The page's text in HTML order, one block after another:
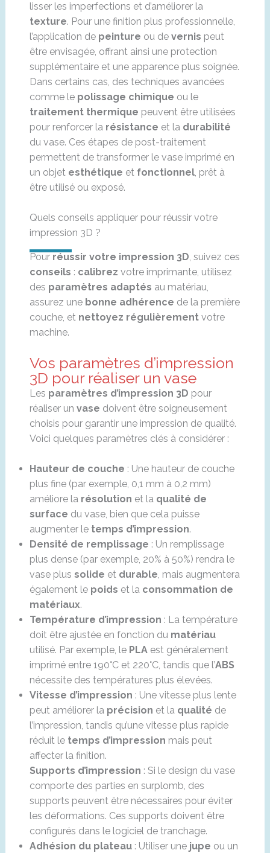
lisser les imperfections et d’améliorer la
texture. Pour une finition plus professionnelle,
l’application de peinture ou de vernis peut
être envisagée, offrant ainsi une protection
supplémentaire et une apparence plus soignée.
Dans certains cas, des techniques avancées
comme le polissage chimique ou le
traitement thermique peuvent être utilisées
pour renforcer la résistance et la durabilité
du vase. Ces étapes de post-traitement
permettent de transformer le vase imprimé en
un objet esthétique et fonctionnel, prêt à
être utilisé ou exposé.
Quels conseils appliquer pour réussir votre
impression 3D ?
Pour réussir votre impression 3D, suivez ces
conseils : calibrez votre imprimante, utilisez
des paramètres adaptés au matériau,
assurez une bonne adhérence de la première
couche, et nettoyez régulièrementvotre
machine.
Vos paramètres d’impression
3D pour réaliser un vase
Les paramètres d’impression 3D pour
réaliser un vase doivent être soigneusement
choisis pour garantir une impression de qualité.
Voici quelques paramètres clés à considérer :
Hauteur de couche : Une hauteur de couche
plus fine (par exemple, 0,1 mm à 0,2 mm)
améliore la résolution et la qualité de
surface du vase, bien que cela puisse
augmenter le temps d’impression.
Densité de remplissage : Un remplissage
plus dense (par exemple, 20% à 50%) rendra le
vase plus solide et durable, mais augmentera
également le poids et la consommation de
matériaux.
Température d’impression : La température
doit être ajustée en fonction du matériau
utilisé. Par exemple, le PLAest généralement
imprimé entre 190°C et 220°C, tandis que l’ABS
nécessite des températures plus élevées.
Vitesse d’impression : Une vitesse plus lente
peut améliorer la précision et la qualité de
l’impression, tandis qu’une vitesse plus rapide
réduit le temps d’impression mais peut
affecter la finition.
Supports d’impression : Si le design du vase
comporte des parties en surplomb, des
supports peuvent être nécessaires pour éviter
les déformations. Ces supports doivent être
configurés dans le logiciel de tranchage.
Adhésion du plateau: Utiliser une jupe ou un